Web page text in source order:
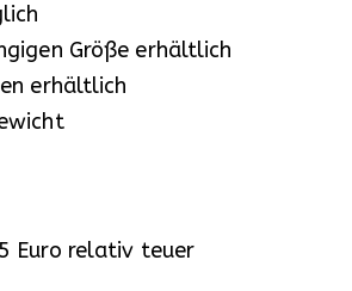
Größe erhältlich
erhältlich
Euro relativ teuer